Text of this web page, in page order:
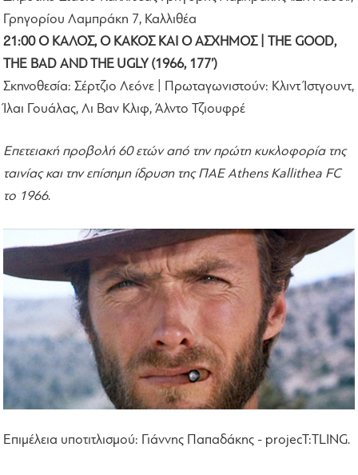
Γρηγορίου Λαμπράκη 7, Καλλιθέα
21:00 Ο ΚΑΛΟΣ, Ο ΚΑΚΟΣ ΚΑΙ Ο ΑΣΧΗΜΟΣ | THE GOOD,
THE BAD AND THE UGLY (1966, 177’)
Σκηνοθεσία: Σέρτζιο Λεόνε | Πρωταγωνιστούν: Κλιντ Ίστγουντ,
Ίλαι Γουάλας, Λι Βαν Κλιφ, Άλντο Τζιουφρέ
Επετειακή προβολή 60 ετών από την πρώτη κυκλοφορία της
ταινίας και την επίσημη ίδρυση της ΠΑΕ Athens Kallithea FC
το 1966.
Επιμέλεια υποτιτλισμού: Γιάννης Παπαδάκης - projecT:TLING.